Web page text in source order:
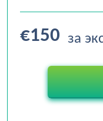
€150 за